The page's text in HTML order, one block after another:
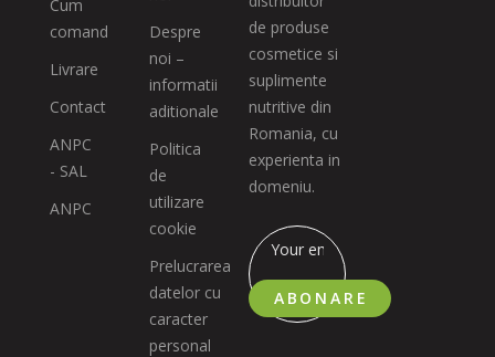
Cum
comand
Livrare
Contact
ANPC
- SAL
ANPC
Despre
noi –
informatii
aditionale
Politica
de
utilizare
cookie
Prelucrarea
datelor cu
caracter
personal
de produse
cosmetice si
suplimente
nutritive din
Romania, cu
experienta in
domeniu.
ABONARE